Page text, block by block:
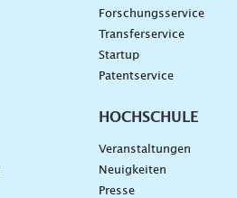
Forschungsservice
Transferservice
Startup
Patentservice
HOCHSCHULE
Veranstaltungen
Neuigkeiten
Presse